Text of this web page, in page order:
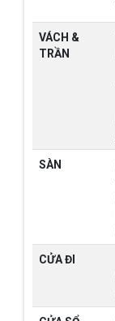
VÁCH &
TRẦN
SÀN
CỬA ĐI